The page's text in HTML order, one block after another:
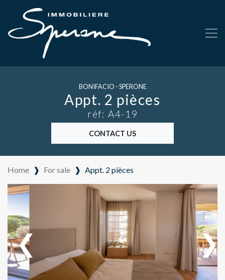
BONIFACIO - SPERONE
Appt. 2 pièces
réf: A4-19
CONTACT US
Home ❱ For sale ❱ Appt. 2 pièces